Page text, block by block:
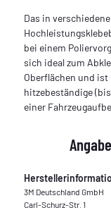
Das in
bei einem
sich ideal zum
Oberflächen und
hitzebeständige
einer
3M Deutschland GmbH
Carl-Schurz-Str. 1